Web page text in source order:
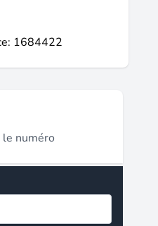
1684422
numéro